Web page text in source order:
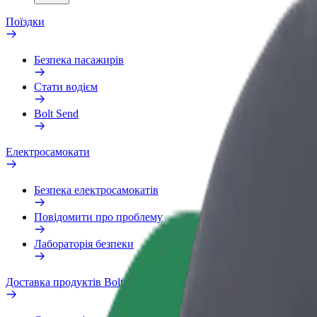
Поїздки
Безпека пасажирів
Стати водієм
Bolt Send
Електросамокати
Безпека електросамокатів
Повідомити про проблему
Лабораторія безпеки
Доставка продуктів Bolt Market